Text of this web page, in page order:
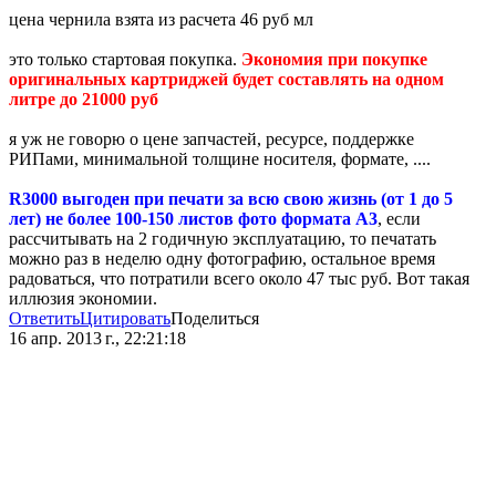
цена чернила взята из расчета 46 руб мл
это только стартовая покупка. Экономия при покупке
оригинальных картриджей будет составлять на одном
литре до 21000 руб
я уж не говорю о цене запчастей, ресурсе, поддержке
РИПами, минимальной толщине носителя, формате, ....
R3000 выгоден при печати за всю свою жизнь (от 1 до 5
лет) не более 100-150 листов фото формата А3, если
рассчитывать на 2 годичную эксплуатацию, то печатать
можно раз в неделю одну фотографию, остальное время
радоваться, что потратили всего около 47 тыс руб. Вот такая
иллюзия экономии.
ОтветитьЦитироватьПоделиться
16 апр. 2013 г., 22:21:18